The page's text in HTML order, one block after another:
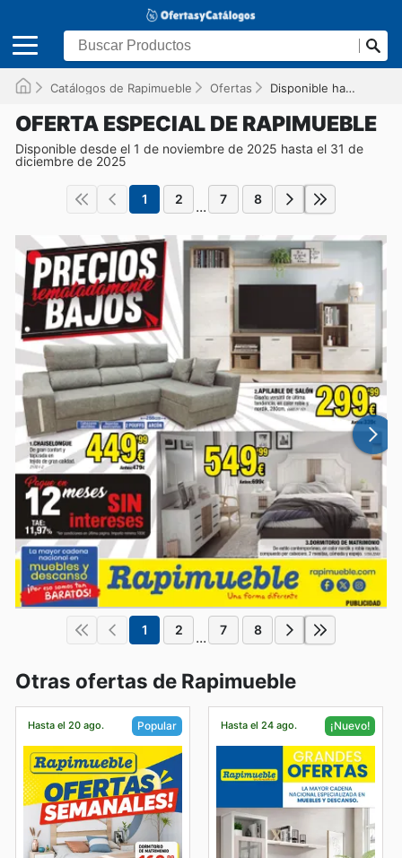
Catálogos de Rapimueble Ofertas Disponible hasta el 31/12/2025
OFERTA ESPECIAL DE RAPIMUEBLE
Disponible desde el 1 de noviembre de 2025 hasta el 31 de
diciembre de 2025
1 2 ... 7 8
1 2 ... 7 8
Otras ofertas de Rapimueble
Hasta el 20 ago. Popular Hasta el 24 ago. ¡Nuevo!